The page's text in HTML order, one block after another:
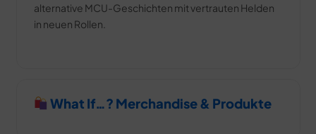
alternative MCU-Geschichten mit vertrauten Helden
in neuen Rollen.
What If…? Merchandise & Produkte